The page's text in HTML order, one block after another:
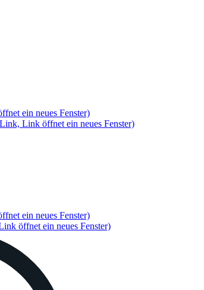
ein neues Fenster)
Link öffnet ein neues Fenster)
ein neues Fenster)
öffnet ein neues Fenster)